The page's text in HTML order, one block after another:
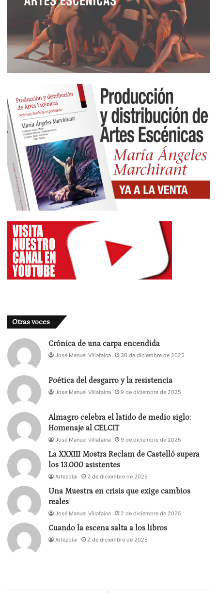
Otras voces
Crónica de una carpa encendida
José Manuel Villafaina 30 de diciembre de 2025
Poética del desgarro y la resistencia
José Manuel Villafaina 9 de diciembre de 2025
Almagro celebra el latido de medio siglo:
Homenaje al CELCIT
José Manuel Villafaina 9 de diciembre de 2025
La XXXIII Mostra Reclam de Castelló supera
los 13.000 asistentes
Artezblai 2 de diciembre de 2025
Una Muestra en crisis que exige cambios
reales
José Manuel Villafaina 2 de diciembre de 2025
Cuando la escena salta a los libros
Artezblai 2 de diciembre de 2025